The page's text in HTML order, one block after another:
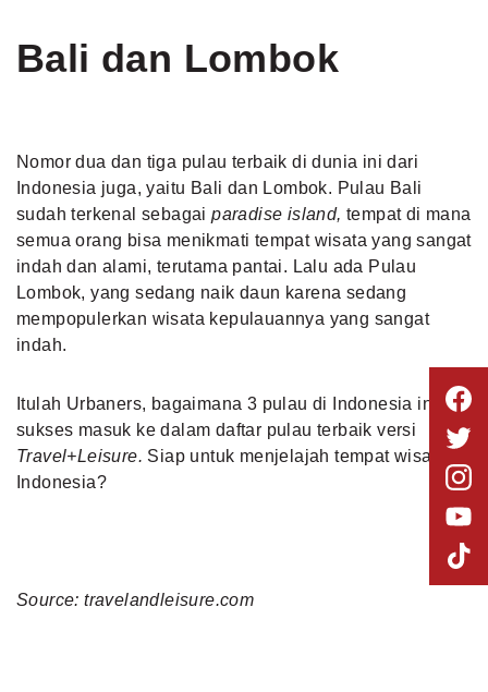
Bali dan Lombok
Nomor dua dan tiga pulau terbaik di dunia ini dari
Indonesia juga, yaitu Bali dan Lombok. Pulau Bali
sudah terkenal sebagaiparadise island, tempat di mana
semua orang bisa menikmati tempat wisata yang sangat
indah dan alami, terutama pantai. Lalu ada Pulau
Lombok, yang sedang naik daun karena sedang
mempopulerkan wisata kepulauannya yang sangat
indah.
Itulah Urbaners, bagaimana 3 pulau di Indonesia ini
sukses masuk ke dalam daftar pulau terbaik versi
Travel+Leisure. Siap untuk menjelajah tempat wisata di
Indonesia?
Source: travelandleisure.com